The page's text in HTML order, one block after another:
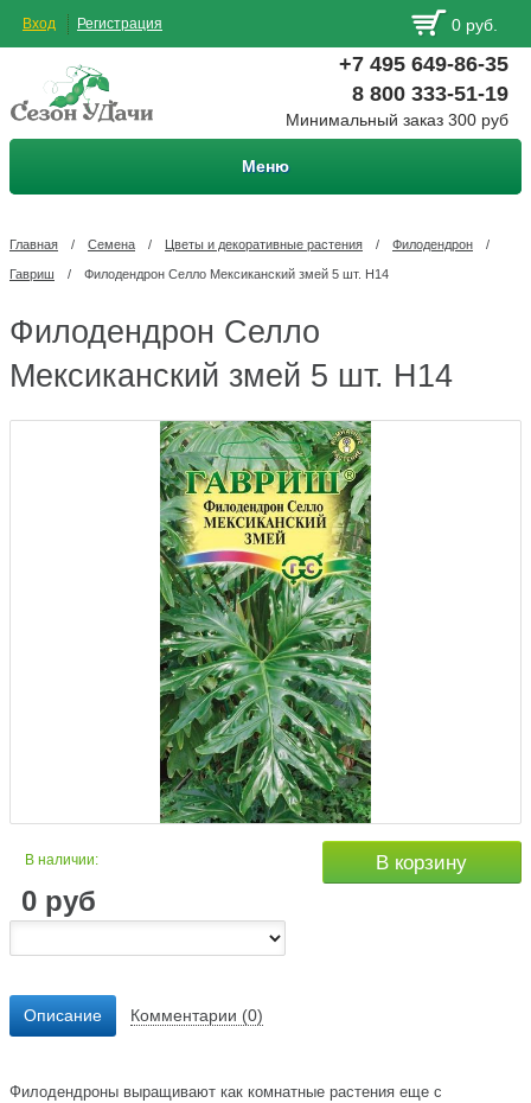
Вход Регистрация 0 руб.
+7 495 649-86-35
8 800 333-51-19
Минимальный заказ 300 руб
Меню
Главная / Семена / Цветы и декоративные растения / Филодендрон /
Гавриш / Филодендрон Селло Мексиканский змей 5 шт. Н14
Филодендрон Селло
Мексиканский змей 5 шт. Н14
В наличии:
0 руб
В корзину
Описание Комментарии (0)
Филодендроны выращивают как комнатные растения еще с